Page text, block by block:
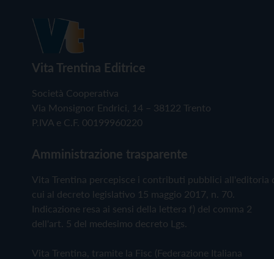
Vita Trentina Editrice
Società Cooperativa
Via Monsignor Endrici, 14 – 38122 Trento
P.IVA e C.F. 00199960220
Amministrazione trasparente
Vita Trentina percepisce i contributi pubblici all'editoria
cui al decreto legislativo 15 maggio 2017, n. 70.
Indicazione resa ai sensi della lettera f) del comma 2
dell'art. 5 del medesimo decreto Lgs.
Vita Trentina, tramite la Fisc (Federazione Italiana